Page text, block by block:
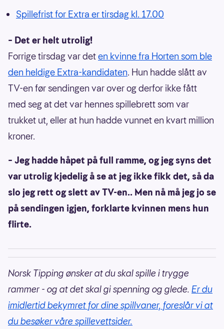
Spillefrist for Extra er tirsdag kl. 17.00
– Det er helt utrolig!
Forrige tirsdag var deten kvinne fra Horten som ble
den heldige Extra-kandidaten. Hun hadde slått av
TV-en før sendingen var over og derfor ikke fått
med seg at det var hennes spillebrett som var
trukket ut, eller at hun hadde vunnet en kvart million
kroner.
– Jeg hadde håpet på full ramme, og jeg syns det
var utrolig kjedelig å se at jeg ikke fikk det, så da
slo jeg rett og slett av TV-en.. Men nå må jeg jo se
på sendingen igjen, forklarte kvinnen mens hun
flirte.
Norsk Tipping ønsker at du skal spille i trygge
rammer - og at det skal gi spenning og glede. Er du
imidlertid bekymret for dine spillvaner, foreslår vi at
du besøker våre spillevettsider.